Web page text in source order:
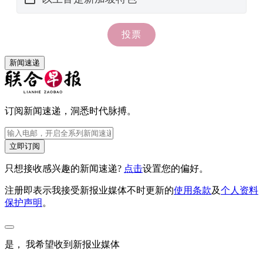
新闻速递
订阅新闻速递，洞悉时代脉搏。
立即订阅
只想接收感兴趣的新闻速递? 点击设置您的偏好。
注册即表示我接受新报业媒体不时更新的使用条款及个人资料
保护声明 。
是， 我希望收到新报业媒体